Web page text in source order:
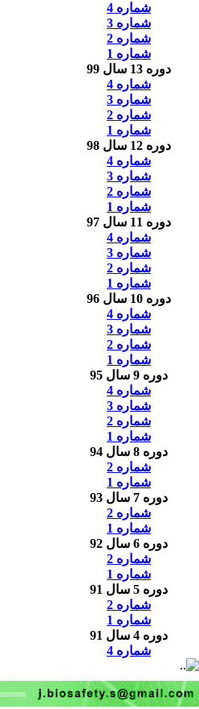
شماره 4
شماره 3
شماره 2
شماره 1
دوره 13 سال 99
شماره 4
شماره 3
شماره 2
شماره 1
دوره 12 سال 98
شماره 4
شماره 3
شماره 2
شماره 1
دوره 11 سال 97
شماره 4
شماره 3
شماره 2
شماره 1
دوره 10 سال 96
شماره 4
شماره 3
شماره 2
شماره 1
دوره 9 سال 95
شماره 4
شماره 3
شماره 2
شماره 1
دوره 8 سال 94
شماره 2
شماره 1
دوره 7 سال 93
شماره 2
شماره 1
دوره 6 سال 92
شماره 2
شماره 1
دوره 5 سال 91
شماره 2
شماره 1
دوره 4 سال 91
شماره 4